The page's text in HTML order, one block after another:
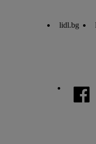
lidl.bg